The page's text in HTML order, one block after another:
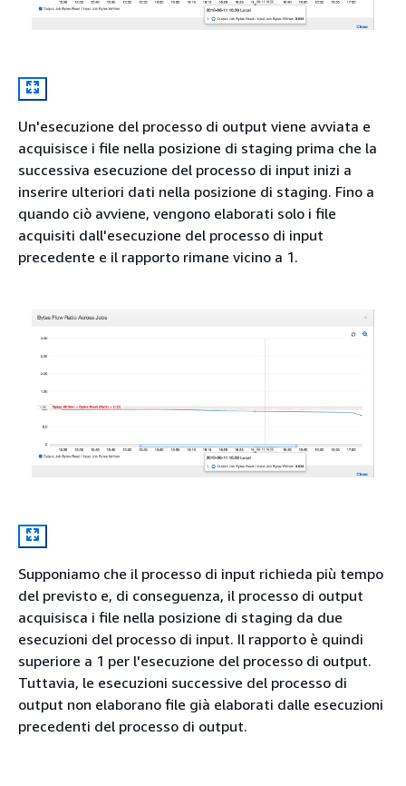
Un'esecuzione del processo di output viene avviata e
acquisisce i file nella posizione di staging prima che la
successiva esecuzione del processo di input inizi a
inserire ulteriori dati nella posizione di staging. Fino a
quando ciò avviene, vengono elaborati solo i file
acquisiti dall'esecuzione del processo di input
precedente e il rapporto rimane vicino a 1.
Supponiamo che il processo di input richieda più tempo
del previsto e, di conseguenza, il processo di output
acquisisca i file nella posizione di staging da due
esecuzioni del processo di input. Il rapporto è quindi
superiore a 1 per l'esecuzione del processo di output.
Tuttavia, le esecuzioni successive del processo di
output non elaborano file già elaborati dalle esecuzioni
precedenti del processo di output.